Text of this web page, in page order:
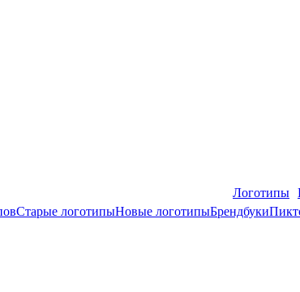
Логотипы
Старые логотипыНовые логотипыБрендбуки